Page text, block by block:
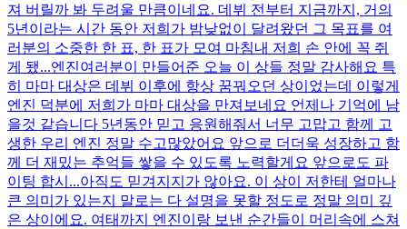
져 버릴까 봐 두려울 만큼이네요. 데뷔 전부터 지금까지, 거의
5년이라는 시간 동안 저희가 밤낮없이 달려왔던 그 목표를 여
러분의 소중한 한 표, 한 표가 모여 마침내 저희 손 안에 꼭 쥐
게 됐...엔진여러분이 만들어준 오늘 이 상들 정말 감사해요 특
히 마마 대상은 데뷔 이후에 항상 꿈꿔오던 상이었는데 이렇게
엔진 덕분에 저희가 마마 대상을 만져보네요 언제나 기억에 남
을것 같습니다 5년동안 믿고 응원해줘서 너무 고맙고 함께 고
생한 우리 엔진 정말 수고많았어요 앞으로 더더욱 성장하고 함
께 더 재밌는 추억들 쌓을 수 있도록 노력할게요 앞으로도 파
이팅 합시...아직도 믿겨지지가 않아요. 이 상이 저한테 얼마나
큰 의미가 있는지 말로는 다 설명을 못할 정도로 정말 의미 깊
은 상이에요. 여태까지 엔진이랑 보낸 순간들이 머리속에 스쳐